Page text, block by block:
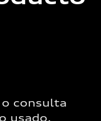
consulta
usado,